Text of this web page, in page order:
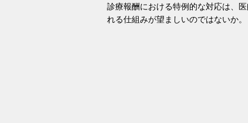
診療報酬における特例的な対応は、
れる仕組みが望ましいのではないか。